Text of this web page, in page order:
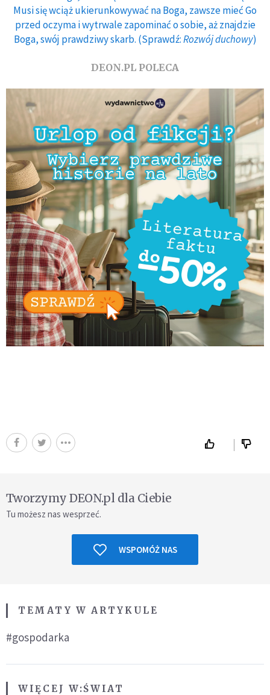
Musi się wciąż ukierunkowywać na Boga, zawsze mieć Go
przed oczyma i wytrwale zapominać o sobie, aż znajdzie
Boga, swój prawdziwy skarb. (Sprawdź:Rozwój duchowy)
DEON.PL POLECA
Tworzymy DEON.pl dla Ciebie
Tu możesz nas wesprzeć.
WSPOMÓŻ NAS
TEMATY W ARTYKULE
#gospodarka
WIĘCEJ W:ŚWIAT